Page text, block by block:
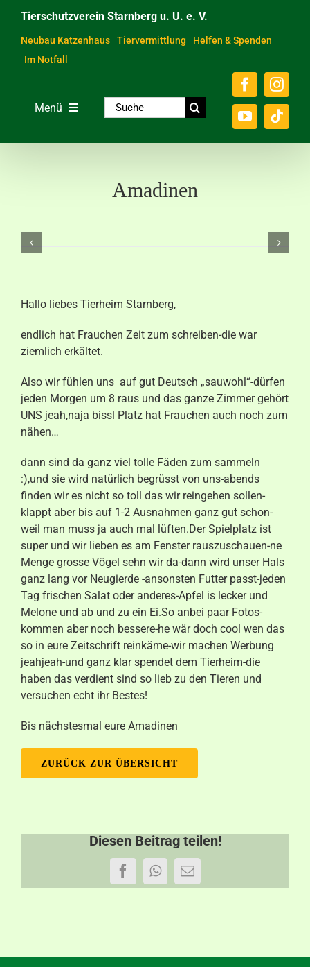
Inhalt
springen
Tierschutzverein Starnberg u. U. e. V.
Neubau Katzenhaus Tiervermittlung
Helfen & Spenden
Im Notfall
Menü
Über das Tierheim
Helfen & Spenden
Ratgeber & Service
Aktuelles
Suche
nach:
Amadinen
Hallo liebes Tierheim Starnberg,
endlich hat Frauchen Zeit zum schreiben-die war
ziemlich erkältet.
Also wir fühlen uns auf gut Deutsch „sauwohl“-dürfen
jeden Morgen um 8 raus und das ganze Zimmer gehört
UNS jeah,naja bissl Platz hat Frauchen auch noch zum
nähen…
dann sind da ganz viel tolle Fäden zum sammeln
:),und sie wird natürlich begrüsst von uns-abends
finden wir es nicht so toll das wir reingehen sollen-
klappt aber bis auf 1-2 Ausnahmen ganz gut schon-
weil man muss ja auch mal lüften.Der Spielplatz ist
super und wir lieben es am Fenster rauszuschauen-ne
Menge grosse Vögel sehn wir da-dann wird unser Hals
ganz lang vor Neugierde -ansonsten Futter passt-jeden
Tag frischen Salat oder anderes-Apfel is lecker und
Melone und ab und zu ein Ei.So anbei paar Fotos-
kommen aber noch bessere-he wär doch cool wen das
so in eure Zeitschrift reinkäme-wir machen Werbung
jeahjeah-und ganz klar spendet dem Tierheim-die
haben das verdient sind so lieb zu den Tieren und
versuchen echt ihr Bestes!
Bis nächstesmal eure Amadinen
ZURÜCK ZUR ÜBERSICHT
Diesen Beitrag teilen!
FacebookWhatsApp
E-
Mail